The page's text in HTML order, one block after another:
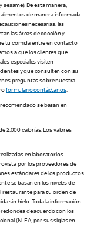
sesame). De esta manera,
de manera informada.
necesarias, las
las áreas de cocción y
tu comida entre en contacto
a que los clientes que
especiales visiten
y que consulten con su
preguntas sobre nuestra
formulario contáctanos.
se basan en
2,000 calorías. Los valores
en laboratorios
por los proveedores de
estándares de los productos
se basan en los niveles de
restaurante para tu orden de
sin hielo. Toda la información
de acuerdo con los
(NLEA, por sus siglas en